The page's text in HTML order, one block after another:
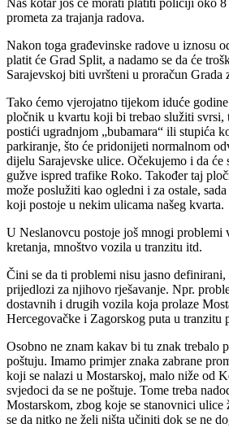
prometa za trajanja radova.
Nakon toga građevinske radove u iznosu
platit će Grad Split, a nadamo se da će
Sarajevskoj biti uvršteni u proračun Grada
Tako ćemo vjerojatno tijekom iduće
pločnik u kvartu koji bi trebao služiti svrsi,
postići ugradnjom „bubamara“ ili stupića
parkiranje, što će pridonijeti normalnom
dijelu Sarajevske ulice. Očekujemo i da će
gužve ispred trafike Roko. Također taj
može poslužiti kao ogledni i za ostale,
koji postoje u nekim ulicama našeg kvarta.
U Neslanovcu postoje još mnogi problemi
kretanja, mnoštvo vozila u tranzitu itd.
Čini se da ti problemi nisu jasno
prijedlozi za njihovo rješavanje. Npr.
dostavnih i drugih vozila koja prolaze
Hercegovačke i Zagorskog puta u tranzitu
Osobno ne znam kakav bi tu znak trebalo
poštuju. Imamo primjer znaka zabrane
koji se nalazi u Mostarskoj, malo niže od
svjedoci da se ne poštuje. Tome treba
Mostarskom, zbog koje se stanovnici ulice
se da nitko ne želi ništa učiniti dok se ne